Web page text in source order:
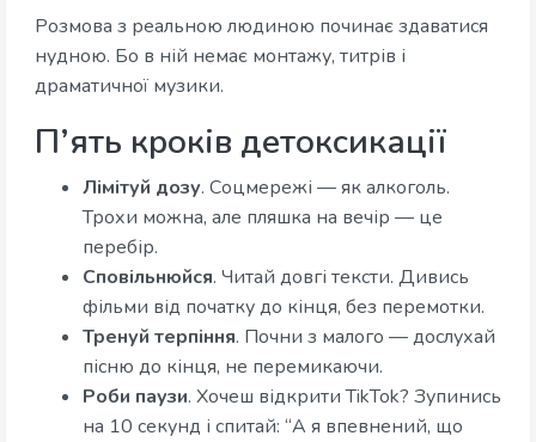
Розмова з реальною людиною починає здаватися
нудною. Бо в ній немає монтажу, титрів і
драматичної музики.
П’ять кроків детоксикації
Лімітуй дозу. Соцмережі — як алкоголь.
Трохи можна, але пляшка на вечір — це
перебір.
Сповільнюйся. Читай довгі тексти. Дивись
фільми від початку до кінця, без перемотки.
Тренуй терпіння. Почни з малого — дослухай
пісню до кінця, не перемикаючи.
Роби паузи. Хочеш відкрити TikTok? Зупинись
на 10 секунд і спитай: “А я впевнений, що